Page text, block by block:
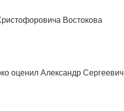
Востокова
оценил Александр Сергеевич